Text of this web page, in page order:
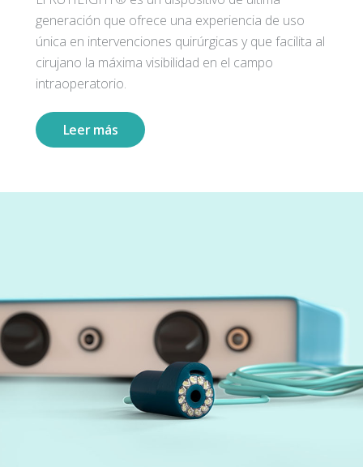
generación que ofrece una experiencia de uso
única en intervenciones quirúrgicas y que facilita al
cirujano la máxima visibilidad en el campo
intraoperatorio.
Leer más